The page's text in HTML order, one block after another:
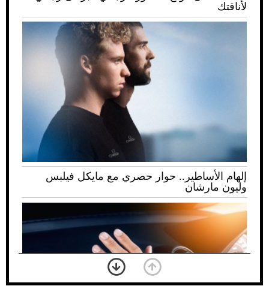
لأناقتك
إلهام الأساطير.. حوار حصري مع مايكل فيلبس
وليون مارشان